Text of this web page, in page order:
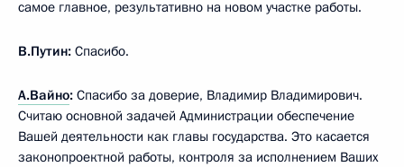
самое главное, результативно на новом участке работы.
В.Путин: Спасибо.
А.Вайно: Спасибо за доверие, Владимир Владимирович.
Считаю основной задачей Администрации обеспечение
Вашей деятельности как главы государства. Это касается
законопроектной работы, контроля за исполнением Ваших